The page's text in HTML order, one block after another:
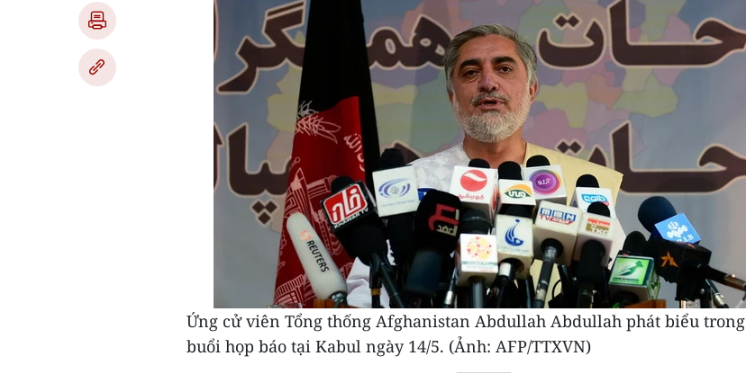
Ứng cử viên Tổng thống Afghanistan Abdullah Abdullah phát biểu trong
buổi họp báo tại Kabul ngày 14/5. (Ảnh: AFP/TTXVN)